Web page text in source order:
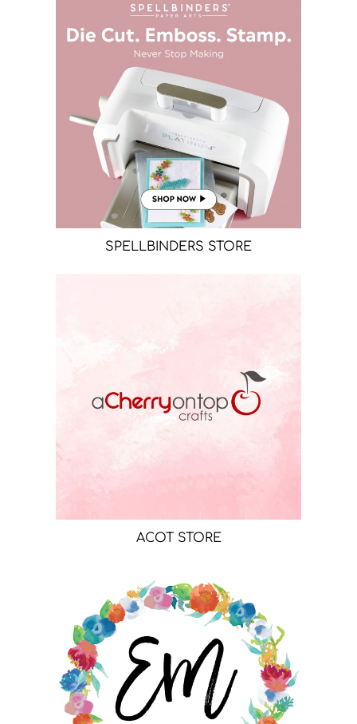
SPELLBINDERS STORE
ACOT STORE